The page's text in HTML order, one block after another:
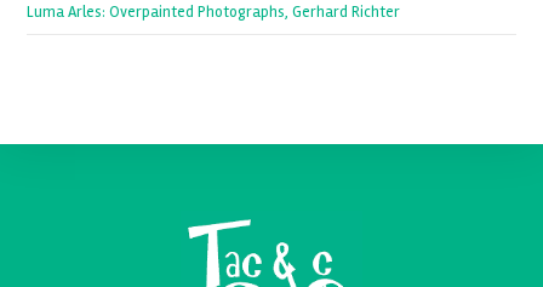
Luma Arles: Overpainted Photographs, Gerhard Richter